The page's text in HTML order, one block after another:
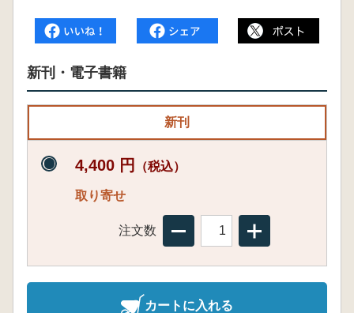
新刊・電子書籍
新刊
4,400 円 （税込）
取り寄せ
注文数
カートに入れる